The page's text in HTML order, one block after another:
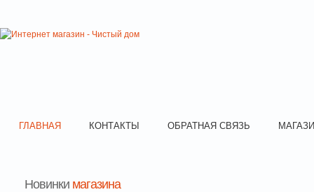
ГЛАВНАЯ КОНТАКТЫ ОБРАТНАЯ СВЯЗЬ
Новинки магазина